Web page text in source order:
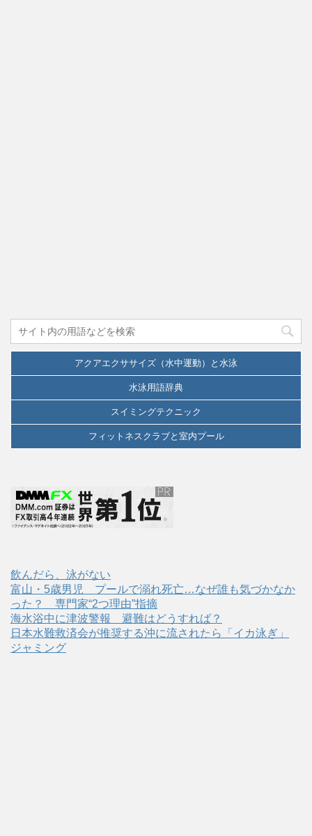
アクアエクササイズ（水中運動）と水泳
水泳用語辞典
スイミングテクニック
フィットネスクラブと室内プール
飲んだら、泳がない
富山・5歳男児 プールで溺れ死亡…なぜ誰も気づかなか
った？ 専門家“2つ理由”指摘
海水浴中に津波警報 避難はどうすれば？
日本水難救済会が推奨する沖に流されたら「イカ泳ぎ」
ジャミング